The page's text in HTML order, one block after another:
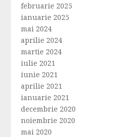
februarie 2025
ianuarie 2025
mai 2024
aprilie 2024
martie 2024
iulie 2021
iunie 2021
aprilie 2021
ianuarie 2021
decembrie 2020
noiembrie 2020
mai 2020